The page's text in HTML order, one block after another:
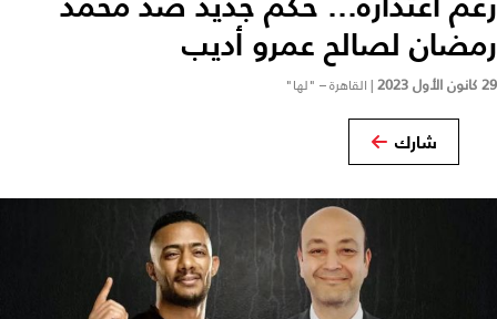
رمضان لصالح عمرو أديب
29 كانون الأول 2023 | القاهرة – "لها"
شارك